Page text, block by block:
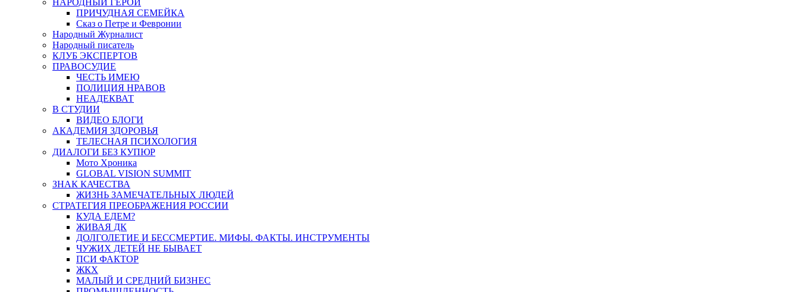
НАРОДНЫЙ ГЕРОЙ
ПРИЧУДНАЯ СЕМЕЙКА
Сказ о Петре и Февронии
Народный Журналист
Народный писатель
КЛУБ ЭКСПЕРТОВ
ПРАВОСУДИЕ
ЧЕСТЬ ИМЕЮ
ПОЛИЦИЯ НРАВОВ
НЕАДЕКВАТ
В СТУДИИ
ВИДЕО БЛОГИ
АКАДЕМИЯ ЗДОРОВЬЯ
ТЕЛЕСНАЯ ПСИХОЛОГИЯ
ДИАЛОГИ БЕЗ КУПЮР
Мото Хроника
GLOBAL VISION SUMMIT
ЗНАК КАЧЕСТВА
ЖИЗНЬ ЗАМЕЧАТЕЛЬНЫХ ЛЮДЕЙ
СТРАТЕГИЯ ПРЕОБРАЖЕНИЯ РОССИИ
КУДА ЕДЕМ?
ЖИВАЯ ДК
ДОЛГОЛЕТИЕ И БЕССМЕРТИЕ. МИФЫ. ФАКТЫ. ИНСТРУМЕНТЫ
ЧУЖИХ ДЕТЕЙ НЕ БЫВАЕТ
ПСИ ФАКТОР
ЖКХ
МАЛЫЙ И СРЕДНИЙ БИЗНЕС